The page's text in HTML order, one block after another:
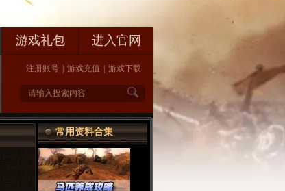
诛仙世界
游戏礼包 进入官网
注册账号 游戏充值 游戏下载
常用资料合集